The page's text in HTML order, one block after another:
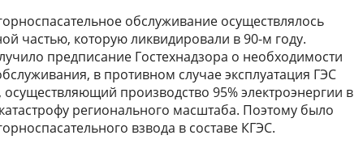
обслуживание осуществлялось
частью, которую ликвидировали в 90-м году.
предписание Гостехнадзора о необходимости
в противном случае эксплуатация ГЭС
производство 95% электроэнергии в
регионального масштаба. Поэтому было
взвода в составе КГЭС.